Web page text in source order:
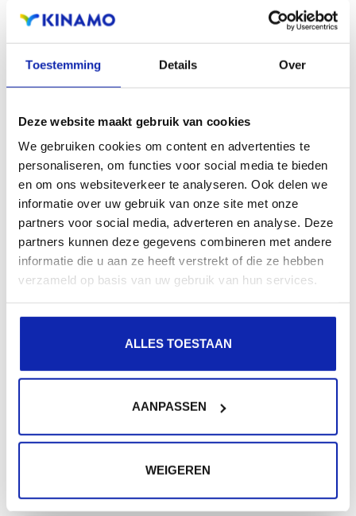
Toestemming Details Over
Deze website maakt gebruik van cookies
We gebruiken cookies om content en advertenties te
personaliseren, om functies voor social media te bieden
en om ons websiteverkeer te analyseren. Ook delen we
informatie over uw gebruik van onze site met onze
partners voor social media, adverteren en analyse. Deze
partners kunnen deze gegevens combineren met andere
informatie die u aan ze heeft verstrekt of die ze hebben
verzameld op basis van uw gebruik van hun services.
ALLES TOESTAAN
AANPASSEN
WEIGEREN
Via MyKinamo, vous pouvez facilement modifier les
postal et ville).
Pourquoi est-ce que je vois plusieurs
entreprises auxquelles je peux me connecter
dans MyKinamo ?
Dans MyKinamo, une seule adresse e-mail et un seul
identifiant vous permettent d'accéder à plusieurs
entreprises. C'est le cas lorsque...
En savoir plus